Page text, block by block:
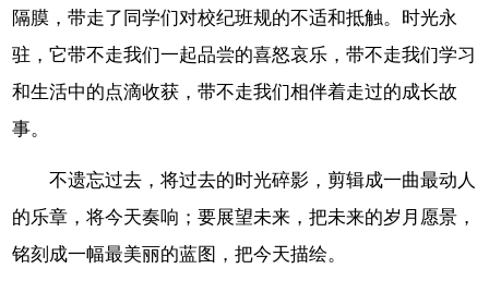
隔膜，带走了同学们对校纪班规的不适和抵触。时光永
驻，它带不走我们一起品尝的喜怒哀乐，带不走我们学习
和生活中的点滴收获，带不走我们相伴着走过的成长故
事。
不遗忘过去，将过去的时光碎影，剪辑成一曲最动人
的乐章，将今天奏响；要展望未来，把未来的岁月愿景，
铭刻成一幅最美丽的蓝图，把今天描绘。